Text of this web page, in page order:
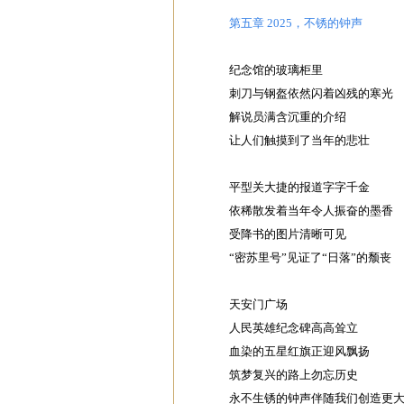
第五章 2025，不锈的钟声
纪念馆的玻璃柜里
刺刀与钢盔依然闪着凶残的寒光
解说员满含沉重的介绍
让人们触摸到了当年的悲壮
平型关大捷的报道字字千金
依稀散发着当年令人振奋的墨香
受降书的图片清晰可见
“密苏里号”见证了“日落”的颓丧
天安门广场
人民英雄纪念碑高高耸立
血染的五星红旗正迎风飘扬
筑梦复兴的路上勿忘历史
永不生锈的钟声伴随我们创造更